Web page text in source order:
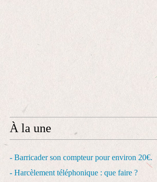
À la une
- Barricader son compteur pour environ 20€.
- Harcèlement téléphonique : que faire ?